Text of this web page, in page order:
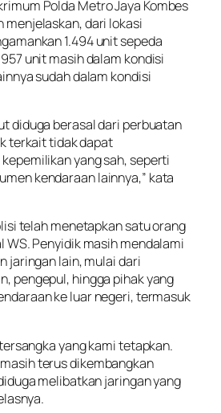
Polda Metro Jaya Kombes
menjelaskan, dari lokasi
1.494 unit sepeda
unit masih dalam kondisi
sudah dalam kondisi
diduga berasal dari perbuatan
terkait tidak dapat
yang sah, seperti
kendaraan lainnya,” kata
telah menetapkan satu orang
Penyidik masih mendalami
jaringan lain, mulai dari
pengepul, hingga pihak yang
ke luar negeri, termasuk
yang kami tetapkan.
terus dikembangkan
melibatkan jaringan yang